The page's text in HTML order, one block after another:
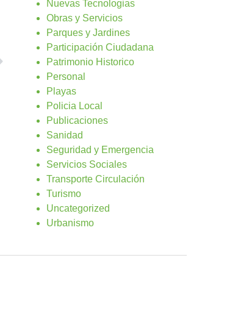
Nuevas Tecnologias
Obras y Servicios
Parques y Jardines
Participación Ciudadana
Patrimonio Historico
Personal
Playas
Policia Local
Publicaciones
Sanidad
Seguridad y Emergencia
Servicios Sociales
Transporte Circulación
Turismo
Uncategorized
Urbanismo